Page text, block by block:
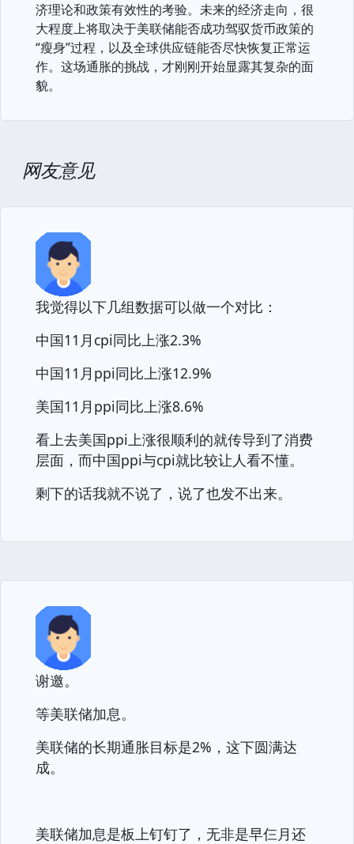
济理论和政策有效性的考验。未来的经济走向，很
大程度上将取决于美联储能否成功驾驭货币政策的
“瘦身”过程，以及全球供应链能否尽快恢复正常运
作。这场通胀的挑战，才刚刚开始显露其复杂的面
貌。
网友意见
我觉得以下几组数据可以做一个对比：
中国11月cpi同比上涨2.3%
中国11月ppi同比上涨12.9%
美国11月ppi同比上涨8.6%
看上去美国ppi上涨很顺利的就传导到了消费
层面，而中国ppi与cpi就比较让人看不懂。
剩下的话我就不说了，说了也发不出来。
谢邀。
等美联储加息。
美联储的长期通胀目标是2%，这下圆满达
成。
美联储加息是板上钉钉了，无非是早仨月还